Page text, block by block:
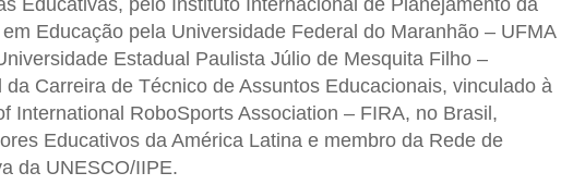
Educativas, pelo Instituto Internacional de Planejamento da
Educação pela Universidade Federal do Maranhão – UFMA
Estadual Paulista Júlio de Mesquita Filho –
Carreira de Técnico de Assuntos Educacionais, vinculado à
International RoboSports Association – FIRA, no Brasil,
Educativos da América Latina e membro da Rede de
da UNESCO/IIPE.